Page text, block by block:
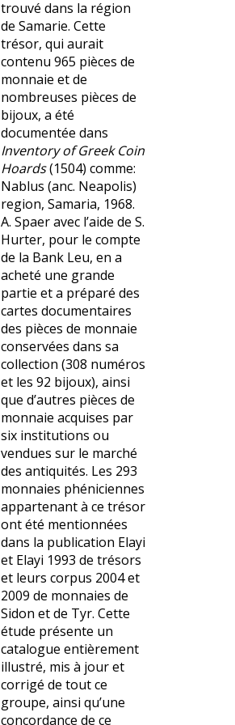
trouvé dans la région
de Samarie. Cette
trésor, qui aurait
contenu 965 pièces de
monnaie et de
nombreuses pièces de
bijoux, a été
documentée dans
Inventory of Greek Coin
Hoards(1504) comme:
Nablus (anc. Neapolis)
region, Samaria, 1968.
A. Spaer avec l’aide de S.
Hurter, pour le compte
de la Bank Leu, en a
acheté une grande
partie et a préparé des
cartes documentaires
des pièces de monnaie
conservées dans sa
collection (308 numéros
et les 92 bijoux), ainsi
que d’autres pièces de
monnaie acquises par
six institutions ou
vendues sur le marché
des antiquités. Les 293
monnaies phéniciennes
appartenant à ce trésor
ont été mentionnées
dans la publication Elayi
et Elayi 1993 de trésors
et leurs corpus 2004 et
2009 de monnaies de
Sidon et de Tyr. Cette
étude présente un
catalogue entièrement
illustré, mis à jour et
corrigé de tout ce
groupe, ainsi qu’une
concordance de ce